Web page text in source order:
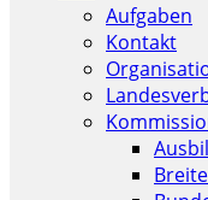
Aufgaben
Kontakt